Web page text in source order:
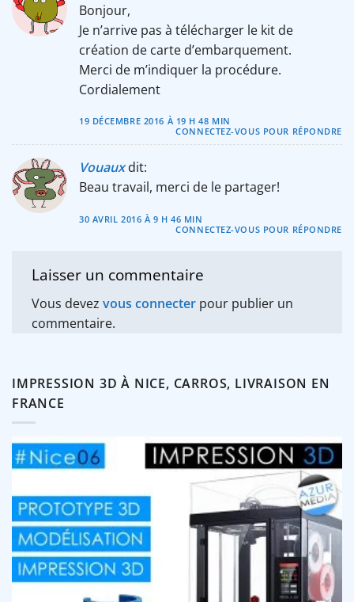
Bonjour,
Je n’arrive pas à télécharger le kit de
création de carte d’embarquement.
Merci de m’indiquer la procédure.
Cordialement
19 DÉCEMBRE 2016 À 19 H 48 MIN
CONNECTEZ-VOUS POUR RÉPONDRE
Vouaux dit:
Beau travail, merci de le partager!
30 AVRIL 2016 À 9 H 46 MIN
CONNECTEZ-VOUS POUR RÉPONDRE
Laisser un commentaire
Vous devez vous connecter pour publier un
commentaire.
IMPRESSION 3D À NICE, CARROS, LIVRAISON EN
FRANCE